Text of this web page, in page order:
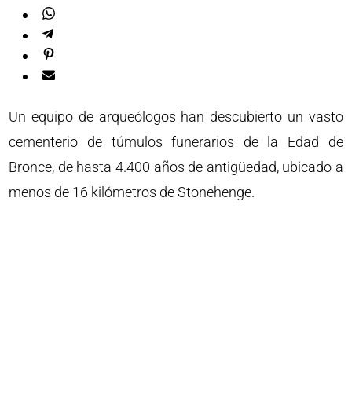
Un equipo de arqueólogos han descubierto un vasto
cementerio de túmulos funerarios de la Edad de
Bronce, de hasta 4.400 años de antigüedad, ubicado a
menos de 16 kilómetros de Stonehenge.